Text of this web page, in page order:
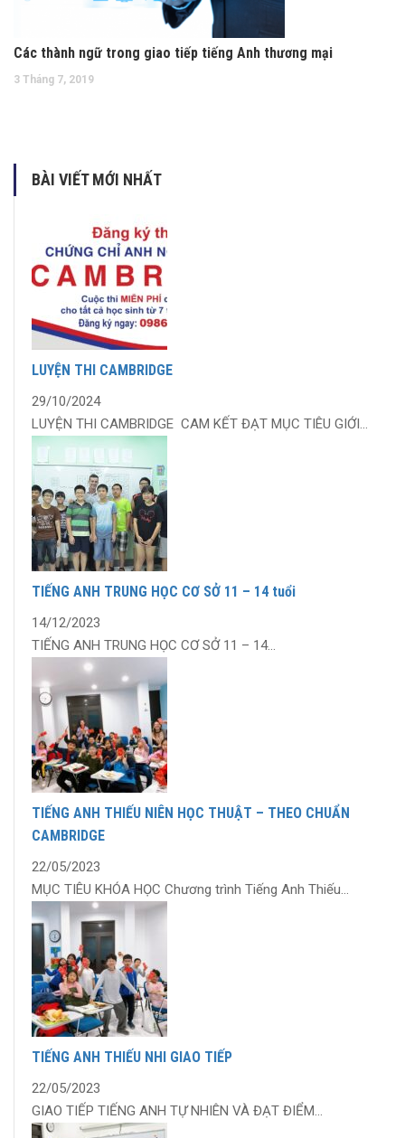
Các thành ngữ trong giao tiếp tiếng Anh thương mại
3 Tháng 7, 2019
BÀI VIẾT MỚI NHẤT
LUYỆN THI CAMBRIDGE
29/10/2024
LUYỆN THI CAMBRIDGE CAM KẾT ĐẠT MỤC TIÊU GIỚI...
TIẾNG ANH TRUNG HỌC CƠ SỞ 11 – 14 tuổi
14/12/2023
TIẾNG ANH TRUNG HỌC CƠ SỞ 11 – 14...
TIẾNG ANH THIẾU NIÊN HỌC THUẬT – THEO CHUẨN
CAMBRIDGE
22/05/2023
MỤC TIÊU KHÓA HỌC Chương trình Tiếng Anh Thiếu...
TIẾNG ANH THIẾU NHI GIAO TIẾP
22/05/2023
GIAO TIẾP TIẾNG ANH TỰ NHIÊN VÀ ĐẠT ĐIỂM...